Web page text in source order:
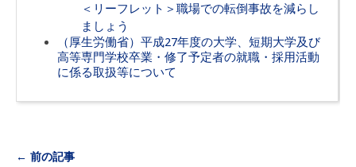
＜リーフレット＞職場での転倒事故を減らし
ましょう
（厚生労働省）平成27年度の大学、短期大学及び
高等専門学校卒業・修了予定者の就職・採用活動
に係る取扱等について
← 前の記事